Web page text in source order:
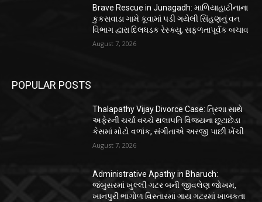
Brave Rescue in Junagadh: માળિયાહાટીનાના
કુકસવાડા ગામે કૂવામાં પડી ગયેલી સિંહણનું વન
વિભાગ દ્વારા દિલધડક રેસ્ક્યુ, સફળતાપૂર્વક બચાવ
August 7, 2026
POPULAR POSTS
Thalapathy Vijay Divorce Case: ત્રિશા સાથે
અફેરની ચર્ચા વચ્ચે થલાપતિ વિજયના છૂટાછેડા
કેસમાં મોટો વળાંક, સંગીતાએ અરજી પાછી ખેંચી
August 7, 2026
Administrative Apathy in Bharuch:
જંબુસરમાં ખુલ્લી ગટર બની જીવલેણ જોખમ,
ખાનપુરી ભાગોળ વિસ્તારમાં ગાય ગટરમાં ખાબકતા